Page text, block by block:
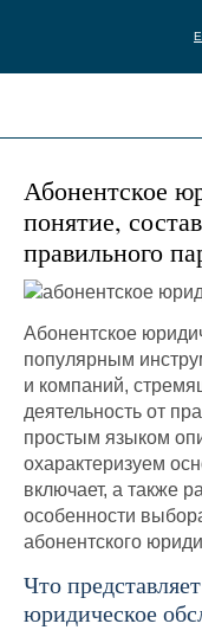
Абонентское
понятие,
правильного
Абонентское
популярным
и компаний,
деятельность от
простым языком
охарактеризуем
включает, а также
особенности
абонентского
Что
юридическое